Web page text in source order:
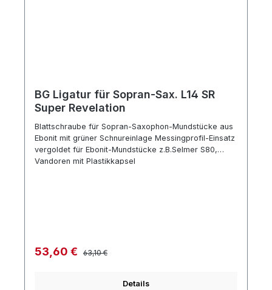
BG Ligatur für Sopran-Sax. L14 SR
Super Revelation
Blattschraube für Sopran-Saxophon-Mundstücke aus
Ebonit mit grüner Schnureinlage Messingprofil-Einsatz
vergoldet für Ebonit-Mundstücke z.B.Selmer S80,
Vandoren mit Plastikkapsel
Verkaufspreis:
53,60 € Regulärer Preis:
63,10 €
Details